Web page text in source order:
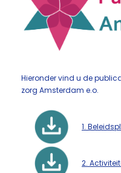
Hieronder vind u de
zorg Amsterdam e.o.
1.
2.